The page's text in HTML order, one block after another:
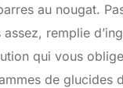
au nougat.
assez, remplie
qui vous
de glucides